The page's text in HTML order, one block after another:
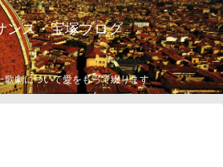
ンス・宝塚ブログ
歌劇について愛をもって綴ります